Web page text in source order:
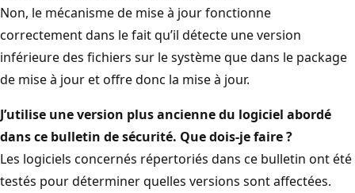
Non, le mécanisme de mise à jour fonctionne
correctement dans le fait qu’il détecte une version
inférieure des fichiers sur le système que dans le package
de mise à jour et offre donc la mise à jour.
J’utilise une version plus ancienne du logiciel abordé
dans ce bulletin de sécurité. Que dois-je faire ?
Les logiciels concernés répertoriés dans ce bulletin ont été
testés pour déterminer quelles versions sont affectées.